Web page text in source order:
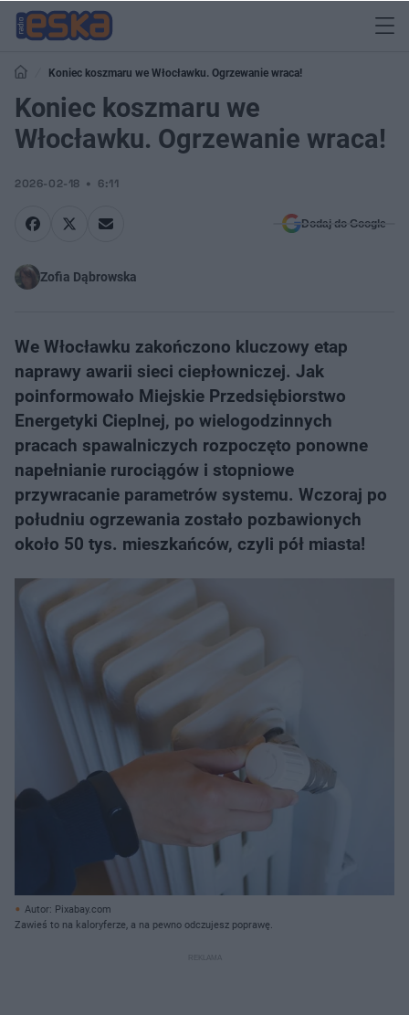
Koniec koszmaru we Włocławku. Ogrzewanie wraca!
Koniec koszmaru we
Włocławku. Ogrzewanie wraca!
2026-02-18 6:11
Dodaj do Google
Zofia Dąbrowska
We Włocławku zakończono kluczowy etap
naprawy awarii sieci ciepłowniczej. Jak
poinformowało Miejskie Przedsiębiorstwo
Energetyki Cieplnej, po wielogodzinnych
pracach spawalniczych rozpoczęto ponowne
napełnianie rurociągów i stopniowe
przywracanie parametrów systemu. Wczoraj po
południu ogrzewania zostało pozbawionych
około 50 tys. mieszkańców, czyli pół miasta!
Autor: Pixabay.com
Zawieś to na kaloryferze, a na pewno odczujesz poprawę.